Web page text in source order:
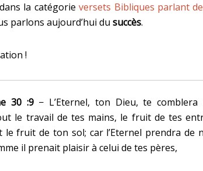
dans la catégorieversets Bibliques parlant
parlons aujourd’hui du succès.
!
30 :9− L’Eternel, ton Dieu, te
le travail de tes mains, le fruit de tes
le fruit de ton sol; car l’Eternel prendra de
il prenait plaisir à celui de tes pères,